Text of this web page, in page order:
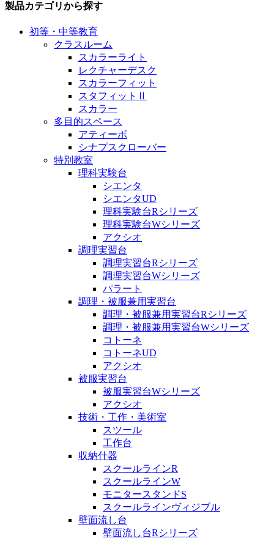
製品カテゴリから探す
初等・中等教育
クラスルーム
スカラーライト
レクチャーデスク
スカラーフィット
スタフィットⅡ
スカラー
多目的スペース
アティーボ
シナプスクローバー
特別教室
理科実験台
シエンタ
シエンタUD
理科実験台Rシリーズ
理科実験台Wシリーズ
アクシオ
調理実習台
調理実習台Rシリーズ
調理実習台Wシリーズ
パラート
調理・被服兼用実習台
調理・被服兼用実習台Rシリーズ
調理・被服兼用実習台Wシリーズ
コトーネ
コトーネUD
アクシオ
被服実習台
被服実習台Wシリーズ
アクシオ
技術・工作・美術室
スツール
工作台
収納什器
スクールラインR
スクールラインW
モニタースタンドS
スクールラインヴィジブル
壁面流し台
壁面流し台Rシリーズ